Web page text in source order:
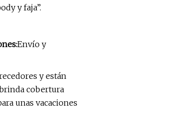
y faja”.
Envío y
y están
cobertura
unas vacaciones